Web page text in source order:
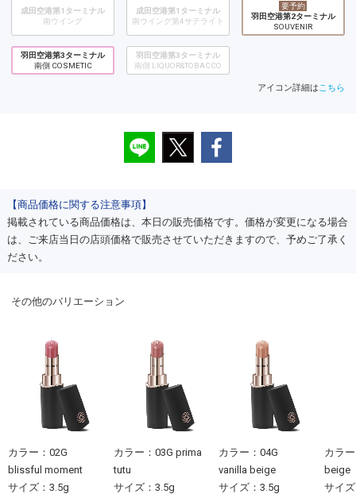
成田空港第1ターミナル
南ウイング
成田空港第1ターミナル
南ウイング第4サテライト
要予約
羽田空港第2ターミナル
SOUVENIR
羽田空港第3ターミナル
南側 COSMETIC
羽田空港第3ターミナル
南側 LIQUOR&TOBACCO
アイコン詳細はこちら
【商品価格に関する注意事項】
掲載されている商品価格は、本日の販売価格です。価格が変更になる場合
は、ご来店当日の店頭価格で販売させていただきますので、予めご了承く
ださい。
その他のバリエーション
カラー：02G
blissful moment
サイズ：3.5g
カラー：03G prima
tutu
サイズ：3.5g
カラー：04G
vanilla beige
サイズ：3.5g
カラ
beige
サイ